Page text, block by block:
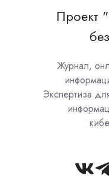
Проект
Журнал,
Экспертиза